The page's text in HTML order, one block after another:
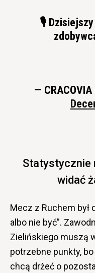
🎙️
—
Statystycznie
widać
Mecz z Ruchem był
albo nie być”.
Zielińskiego muszą
potrzebne punkty,
chcą drżeć o